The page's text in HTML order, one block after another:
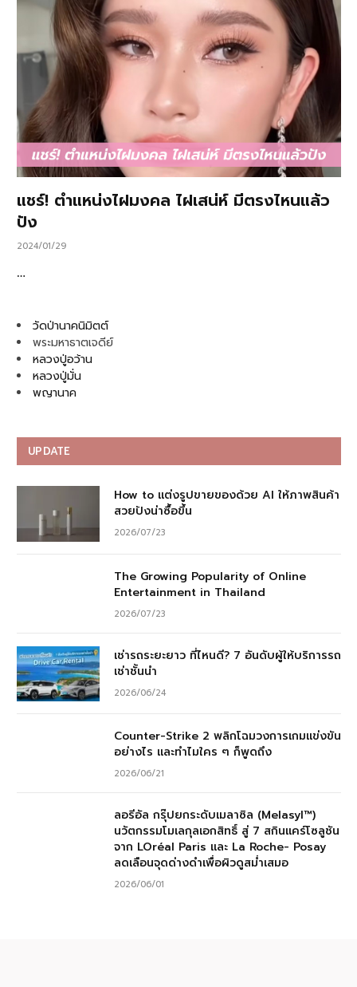
แชร์! ตำแหน่งไฝมงคล ไฝเสน่ห์ มีตรงไหนแล้ว
ปัง
2024/01/29
…
วัดป่านาคนิมิตต์
พระมหาธาตเจดีย์
หลวงปู่อว้าน
หลวงปู่มั่น
พญานาค
UPDATE
How to แต่งรูปขายของด้วย AI ให้ภาพสินค้า
สวยปังน่าซื้อขึ้น
2026/07/23
The Growing Popularity of Online
Entertainment in Thailand
2026/07/23
เช่ารถระยะยาว ที่ไหนดี? 7 อันดับผู้ให้บริการรถ
เช่าชั้นนำ
2026/06/24
Counter-Strike 2 พลิกโฉมวงการเกมแข่งขัน
อย่างไร และทำไมใคร ๆ ก็พูดถึง
2026/06/21
ลอรีอัล กรุ๊ปยกระดับเมลาซิล (Melasyl™)
นวัตกรรมโมเลกุลเอกสิทธิ์ สู่ 7 สกินแคร์โซลูชัน
จาก LOréal Paris และ La Roche- Posay
ลดเลือนจุดด่างดำเพื่อผิวดูสม่ำเสมอ
2026/06/01